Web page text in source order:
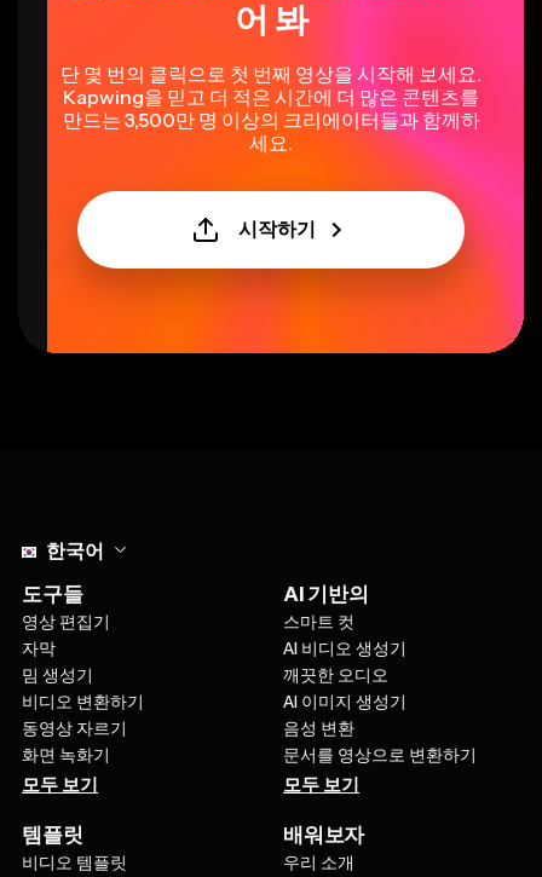
어 봐
단 몇 번의 클릭으로 첫 번째 영상을 시작해 보세요.
Kapwing을 믿고 더 적은 시간에 더 많은 콘텐츠를
만드는 3,500만 명 이상의 크리에이터들과 함께하
세요.
시작하기
한국어
도구들
영상 편집기
자막
밈 생성기
비디오 변환하기
동영상 자르기
화면 녹화기
모두 보기
AI 기반의
스마트 컷
AI 비디오 생성기
깨끗한 오디오
AI 이미지 생성기
음성 변환
문서를 영상으로 변환하기
모두 보기
템플릿
비디오 템플릿
배워보자
우리 소개